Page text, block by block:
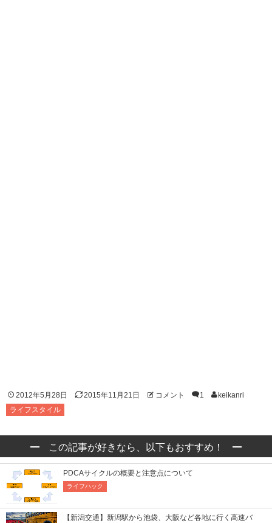
2012年5月28日 2015年11月21日 コメント 1
keikanri
ライフスタイル
この記事が好きなら、以下もおすすめ！
PDCAサイクルの概要と注意点について
ライフハック
【新潟交通】新潟駅から池袋、大阪など各地に行く高速バ